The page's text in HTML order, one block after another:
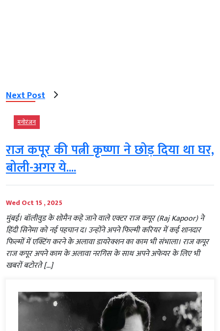
Next Post
मनोरंजन
राज कपूर की पत्नी कृष्णा ने छोड़ दिया था घर,
बोली-अगर ये....
Wed Oct 15 , 2025
मुंबई। बॉलीवुड के शोमैन कहे जाने वाले एक्टर राज कपूर (Raj Kapoor) ने
हिंदी सिनेमा को नई पहचान द। उन्होंने अपने फिल्मी करियर में कई शानदार
फिल्मों में एक्टिंग करने के अलावा डायरेक्शन का काम भी संभाला। राज कपूर
राज कपूर अपने काम के अलावा नरगिस के साथ अपने अफेयर के लिए भी
खबरों बटोरते […]